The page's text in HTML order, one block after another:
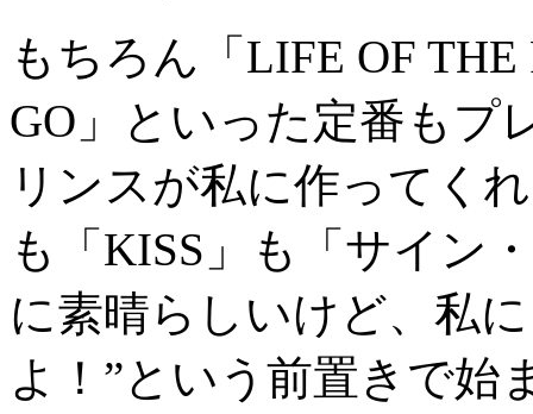
もちろん「LIFE OF
GO」といった定番もプ
リンスが私に作ってく
も「KISS」も「サイン
に素晴らしいけど、私
よ！”という前置きで始